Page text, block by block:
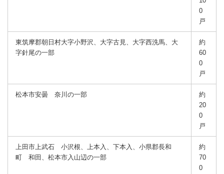
0
戸
東筑摩郡朝日村大字小野沢、大字古見、大字西洗馬、大
字針尾の一部
約
60
0
戸
松本市安曇 奈川の一部
約
20
0
戸
上田市上武石 小沢根、上本入、下本入、小県郡長和
町 和田、松本市入山辺の一部
約
70
0